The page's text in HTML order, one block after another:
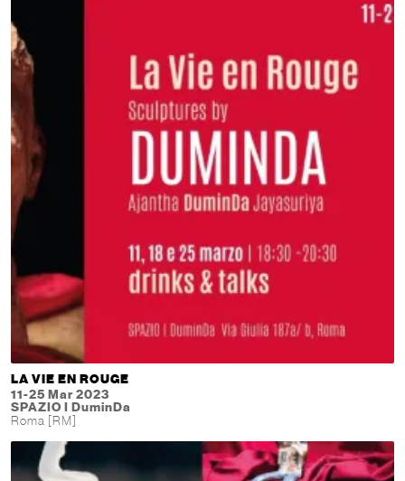
LA VIE EN ROUGE
11-25 Mar 2023
SPAZIO I DuminDa
Roma [RM]